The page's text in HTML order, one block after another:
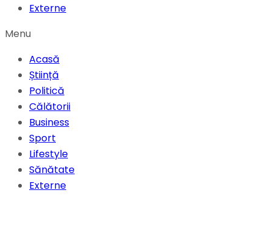
Externe
Menu
Acasă
Știință
Politică
Călătorii
Business
Sport
Lifestyle
Sănătate
Externe